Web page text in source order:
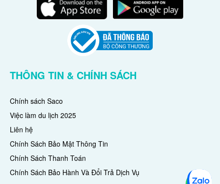
THÔNG TIN & CHÍNH SÁCH
Chính sách Saco
Việc làm du lịch 2025
Liên hệ
Chính Sách Bảo Mật Thông Tin
Chính Sách Thanh Toán
Chính Sách Bảo Hành Và Đổi Trả Dịch Vụ